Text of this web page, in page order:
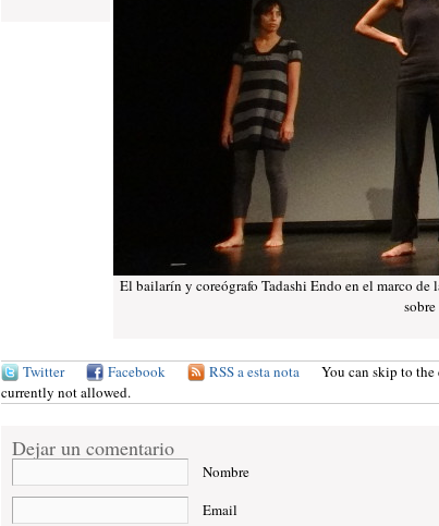
El bailarín y coreógrafo Tadashi Endo en el marco
Twitter Facebook RSS a esta nota
You can skip to the
currently not allowed.
Dejar un comentario
Nombre
Email